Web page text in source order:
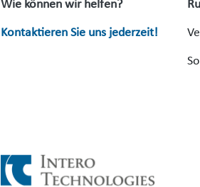
Wie können wir helfen?
Kontaktieren Sie uns jederzeit!